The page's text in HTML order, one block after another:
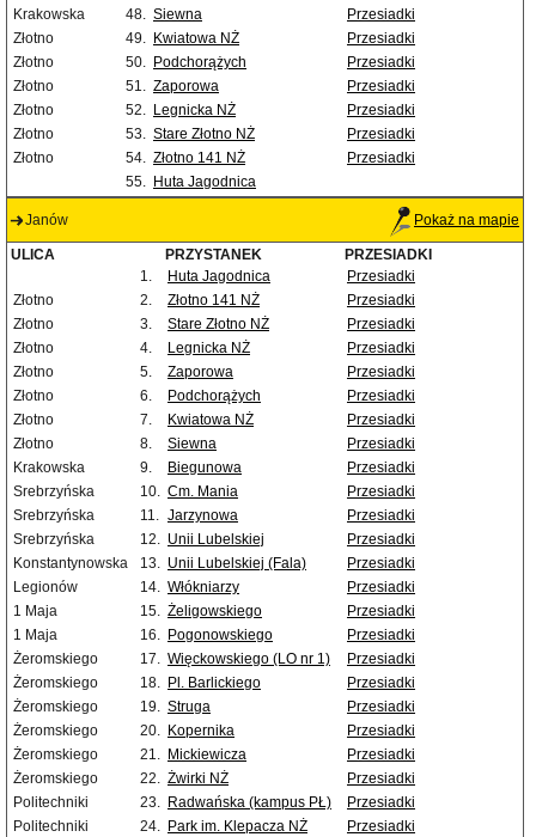
Krakowska
48. Siewna
Przesiadki
Złotno
49. Kwiatowa NŻ
Przesiadki
Złotno
50. Podchorążych
Przesiadki
Złotno
51. Zaporowa
Przesiadki
Złotno
52. Legnicka NŻ
Przesiadki
Złotno
53. Stare Złotno NŻ
Przesiadki
Złotno
54. Złotno 141 NŻ
Przesiadki
55. Huta Jagodnica
Janów Pokaż na mapie
ULICA PRZYSTANEK
PRZESIADKI
1.
Huta Jagodnica
Przesiadki
Złotno
2. Złotno 141 NŻ
Przesiadki
Złotno
3. Stare Złotno NŻ
Przesiadki
Złotno
4. Legnicka NŻ
Przesiadki
Złotno
5. Zaporowa
Przesiadki
Złotno
6. Podchorążych
Przesiadki
Złotno
7. Kwiatowa NŻ
Przesiadki
Złotno
8. Siewna
Przesiadki
Krakowska
9. Biegunowa
Przesiadki
Srebrzyńska
10. Cm. Mania
Przesiadki
Srebrzyńska
11. Jarzynowa
Przesiadki
Srebrzyńska
12. Unii Lubelskiej
Przesiadki
Konstantynowska
13. Unii Lubelskiej (Fala)
Przesiadki
Legionów
14. Włókniarzy
Przesiadki
1 Maja
15. Żeligowskiego
Przesiadki
1 Maja
16. Pogonowskiego
Przesiadki
Żeromskiego
17. Więckowskiego (LO nr 1)
Przesiadki
Żeromskiego
18. Pl. Barlickiego
Przesiadki
Żeromskiego
19. Struga
Przesiadki
Żeromskiego
20. Kopernika
Przesiadki
Żeromskiego
21. Mickiewicza
Przesiadki
Żeromskiego
22. Żwirki NŻ
Przesiadki
Politechniki
23. Radwańska (kampus PŁ)
Przesiadki
Politechniki
24. Park im. Klepacza NŻ
Przesiadki